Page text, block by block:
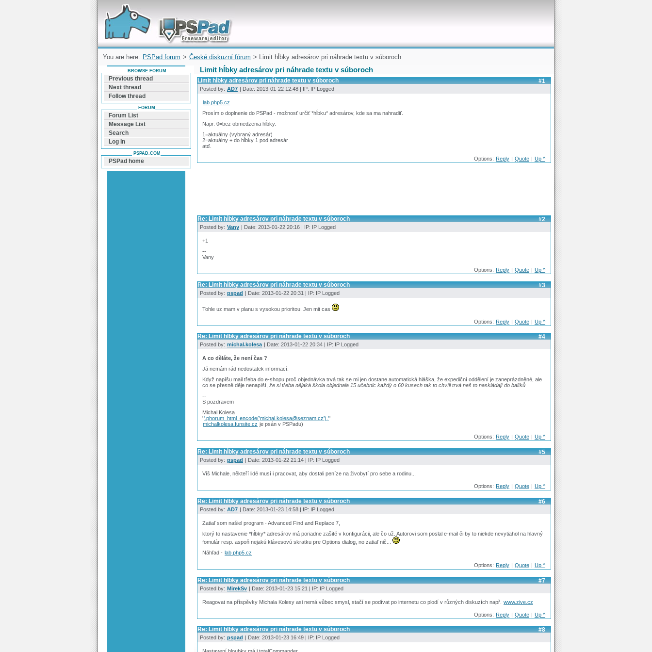
Forum can help you solve problems and quickly
find a solution with PSPad for Microsoft
Windows
You are here: PSPad forum > České diskuzní fórum > Limit hĺbky adresárov pri náhrade textu v súboroch
Limit hĺbky adresárov pri náhrade textu v súboroch
#1
Limit hĺbky adresárov pri náhrade textu v súboroch
Posted by: AD7 | Date: 2013-01-22 12:48 | IP: IP Logged
lab.php5.cz
Prosím o doplnenie do PSPad - možnosť určiť *hĺbku* adresárov, kde sa ma nahradiť.
Napr. 0=bez obmedzenia hĺbky.
1=aktuálny (vybraný adresár)
2=aktuálny + do hĺbky 1 pod adresár
atď.
Options: Reply | Quote | Up ^
#2
Re: Limit hĺbky adresárov pri náhrade textu v súboroch
Posted by: Vany | Date: 2013-01-22 20:16 | IP: IP Logged
+1
--
Vany
Options: Reply | Quote | Up ^
#3
Re: Limit hĺbky adresárov pri náhrade textu v súboroch
Posted by: pspad | Date: 2013-01-22 20:31 | IP: IP Logged
Tohle uz mam v planu s vysokou prioritou. Jen mit cas
Options: Reply | Quote | Up ^
#4
Re: Limit hĺbky adresárov pri náhrade textu v súboroch
Posted by: michal.kolesa | Date: 2013-01-22 20:34 | IP: IP Logged
A co děláte, že není čas ?
Já nemám rád nedostatek informací.
Když napíšu mail třeba do e-shopu proč objednávka trvá tak se mi jen dostane automatická hláška, že expediční oddělení je zaneprázdněné, ale
co se přesně děje nenapíší, že si třeba nějaká škola objednala 15 učebnic každý o 60 kusech tak to chvíli trvá neš to naskládají do balíků
--
S pozdravem
Michal Kolesa
''.phorum_html_encode('michal.kolesa@seznam.cz').''
michalkolesa.funsite.cz je psán v PSPadu)
Options: Reply Quote Up ^
#5
Re: Limit hĺbky adresárov pri náhrade textu v súboroch
Posted by: pspad | Date: 2013-01-22 21:14 | IP: IP Logged
Víš Michale, někteří lidé musí i pracovat, aby dostali peníze na živobytí pro sebe a rodinu...
Options: Reply | Quote | Up ^
#6
Re: Limit hĺbky adresárov pri náhrade textu v súboroch
Posted by: AD7 | Date: 2013-01-23 14:58 | IP: IP Logged
Zatiaľ som našiel program - Advanced Find and Replace 7,
ktorý to nastavenie *hĺbky* adresárov má poriadne zašité v konfigurácii, ale čo už. Autorovi som poslal e-mail či by to niekde nevytiahol na hlavný
fomulár resp. aspoň nejakú klávesovú skratku pre Options dialog, no zatiaľ nič...
Náhľad - lab.php5.cz
Options: Reply | Quote | Up ^
#7
Re: Limit hĺbky adresárov pri náhrade textu v súboroch
Posted by: MirekSv | Date: 2013-01-23 15:21 | IP: IP Logged
Reagovat na příspěvky Michala Kolesy asi nemá vůbec smysl, stačí se podívat po internetu co plodí v různých diskuzích např. www.zive.cz
Options: Reply | Quote | Up ^
#8
Re: Limit hĺbky adresárov pri náhrade textu v súboroch
Posted by: pspad | Date: 2013-01-23 16:49 | IP: IP Logged
BROWSE FORUM
Previous thread
Next thread
Follow thread
FORUM
Forum List
Message List
Search
Log In
PSPAD.COM
PSPad home